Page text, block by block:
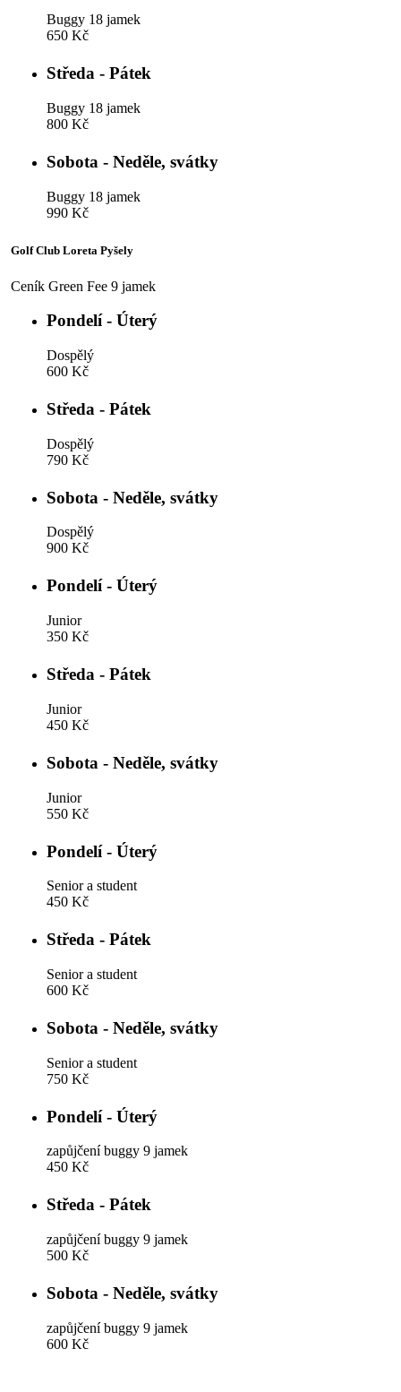
Buggy 18 jamek
650 Kč
Středa - Pátek
Buggy 18 jamek
800 Kč
Sobota - Neděle, svátky
Buggy 18 jamek
990 Kč
Golf Club Loreta Pyšely
Ceník Green Fee 9 jamek
Pondelí - Úterý
Dospělý
600 Kč
Středa - Pátek
Dospělý
790 Kč
Sobota - Neděle, svátky
Dospělý
900 Kč
Pondelí - Úterý
Junior
350 Kč
Středa - Pátek
Junior
450 Kč
Sobota - Neděle, svátky
Junior
550 Kč
Pondelí - Úterý
Senior a student
450 Kč
Středa - Pátek
Senior a student
600 Kč
Sobota - Neděle, svátky
Senior a student
750 Kč
Pondelí - Úterý
zapůjčení buggy 9 jamek
450 Kč
Středa - Pátek
zapůjčení buggy 9 jamek
500 Kč
Sobota - Neděle, svátky
zapůjčení buggy 9 jamek
600 Kč